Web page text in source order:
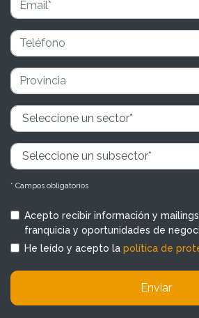
* Campos obligatorios
Acepto recibir información y
franquicia y oportunidades de
He leído y acepto la política de
Enviar